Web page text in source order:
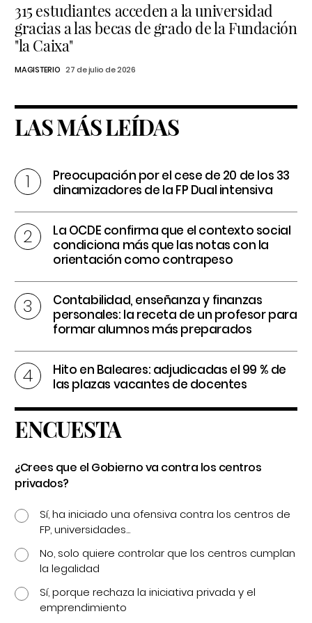
315 estudiantes acceden a la universidad
gracias a las becas de grado de la Fundación
"la Caixa"
MAGISTERIO 27 de julio de 2026
LAS MÁS LEÍDAS
Preocupación por el cese de 20 de los 33
dinamizadores de la FP Dual intensiva
La OCDE confirma que el contexto social
condiciona más que las notas con la
orientación como contrapeso
Contabilidad, enseñanza y finanzas
personales: la receta de un profesor para
formar alumnos más preparados
Hito en Baleares: adjudicadas el 99 % de
las plazas vacantes de docentes
ENCUESTA
¿Crees que el Gobierno va contra los centros
privados?
Sí, ha iniciado una ofensiva contra los centros de
FP, universidades...
No, solo quiere controlar que los centros cumplan
la legalidad
Sí, porque rechaza la iniciativa privada y el
emprendimiento